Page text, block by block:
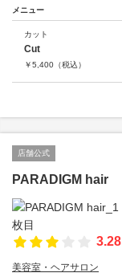
メニュー
カット
Cut
￥5,400 （税込）
店舗公式
PARADIGM hair
3.28
美容室・ヘアサロン